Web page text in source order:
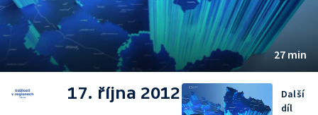
27 min
17. října 2012
Další
díl